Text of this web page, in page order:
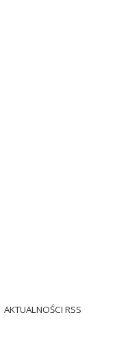
AKTUALNOŚCI RSS